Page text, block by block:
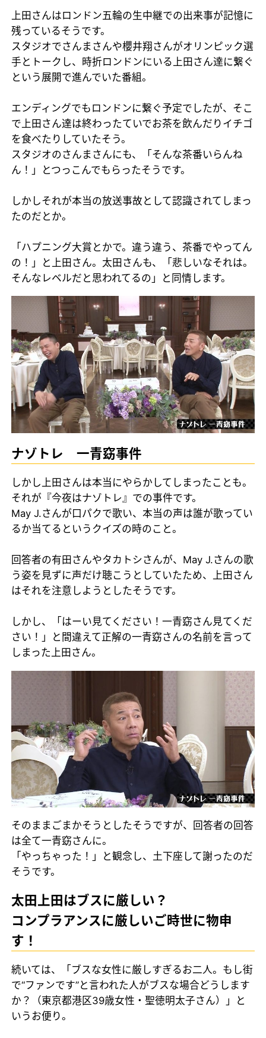
上田さんはロンドン五輪の生中継での出来事が記憶に
残っているそうです。
スタジオでさんまさんや櫻井翔さんがオリンピック選
手とトークし、時折ロンドンにいる上田さん達に繋ぐ
という展開で進んでいた番組。
エンディングでもロンドンに繋ぐ予定でしたが、そこ
で上田さん達は終わったていでお茶を飲んだりイチゴ
を食べたりしていたそう。
スタジオのさんまさんにも、「そんな茶番いらんね
ん！」とつっこんでもらったそうです。
しかしそれが本当の放送事故として認識されてしまっ
たのだとか。
「ハプニング大賞とかで。違う違う、茶番でやってん
の！」と上田さん。太田さんも、「悲しいなそれは。
そんなレベルだと思われてるの」と同情します。
ナゾトレ 一青窈事件
しかし上田さんは本当にやらかしてしまったことも。
それが『今夜はナゾトレ』での事件です。
May J.さんが口パクで歌い、本当の声は誰が歌ってい
るか当てるというクイズの時のこと。
回答者の有田さんやタカトシさんが、May J.さんの歌
う姿を見ずに声だけ聴こうとしていたため、上田さん
はそれを注意しようとしたそうです。
しかし、「はーい見てください！一青窈さん見てくだ
さい！」と間違えて正解の一青窈さんの名前を言って
しまった上田さん。
そのままごまかそうとしたそうですが、回答者の回答
は全て一青窈さんに。
「やっちゃった！」と観念し、土下座して謝ったのだ
そうです。
太田上田はブスに厳しい？
コンプラアンスに厳しいご時世に物申
す！
続いては、「ブスな女性に厳しすぎるお二人。もし街
で“ファンです”と言われた人がブスな場合どうします
か？（東京都港区39歳女性・聖徳明太子さん）」と
いうお便り。